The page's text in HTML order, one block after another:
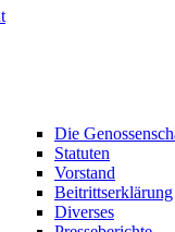
Die
Statuten
Vorstand
Beitrittserklärung
Diverses